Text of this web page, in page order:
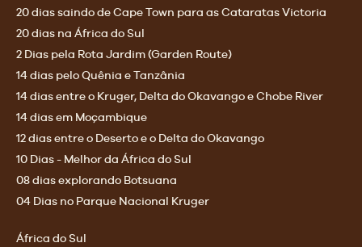
20 dias saindo de Cape Town para as Cataratas Victoria
20 dias na África do Sul
2 Dias pela Rota Jardim (Garden Route)
14 dias pelo Quênia e Tanzânia
14 dias entre o Kruger, Delta do Okavango e Chobe River
14 dias em Moçambique
12 dias entre o Deserto e o Delta do Okavango
10 Dias - Melhor da África do Sul
08 dias explorando Botsuana
04 Dias no Parque Nacional Kruger
África do Sul